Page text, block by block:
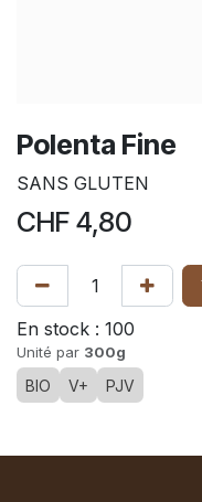
Polenta Fine
SANS GLUTEN
CHF 4,80
En stock : 100
Unité par 300g
BIO V+ PJV